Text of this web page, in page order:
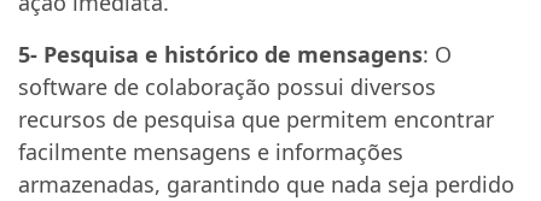
5- Pesquisa e histórico de mensagens: O
software de colaboração possui diversos
recursos de pesquisa que permitem encontrar
facilmente mensagens e informações
armazenadas, garantindo que nada seja perdido